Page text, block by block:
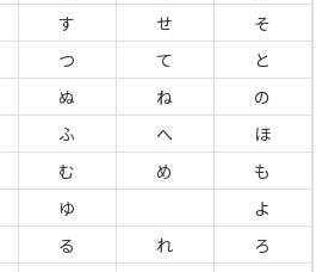
す せ
そ
つ て
と
ぬ ね
の
ふ へ
ほ
む め
も
ゆ
よ
る れ
ろ